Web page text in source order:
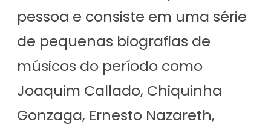
pessoa e consiste em uma série
de pequenas biografias de
músicos do período como
Joaquim Callado, Chiquinha
Gonzaga, Ernesto Nazareth,